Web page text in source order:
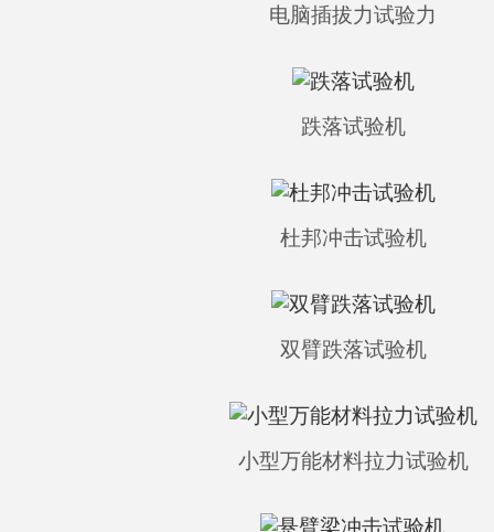
电脑插拔力试验力
跌落试验机
杜邦冲击试验机
双臂跌落试验机
小型万能材料拉力试验机